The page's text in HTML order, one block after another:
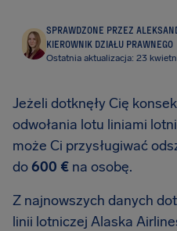
SPRAWDZONE PRZEZ
KIEROWNIK DZIAŁU PRAWNEGO
Ostatnia aktualizacja: 23
Jeżeli dotknęły Cię
odwołania lotu liniami
może Ci przysługiwać
do600 € na osobę.
Z najnowszych danych
linii lotniczej Alaska